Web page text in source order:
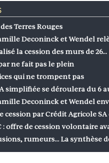
Terres Rouges
Deconinck et Wendel
la cession des murs de 26…
ne fait pas le plein
qui ne trompent pas
simplifiée se déroulera du 6
Deconinck et Wendel
cession par Crédit Agricole SA
: offre de cession volontaire
rumeurs… La synthèse